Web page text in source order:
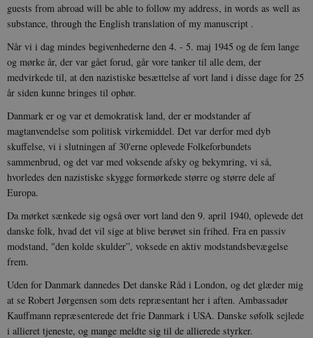
guests from abroad will be able to follow my address, in words as well as
substance, through the English translation of my manuscript .
Når vi i dag mindes begivenhederne den 4. - 5. maj 1945 og de fem lange
og mørke år, der var gået forud, går vore tanker til alle dem, der
medvirkede til, at den nazistiske besættelse af vort land i disse dage for 25
år siden kunne bringes til ophør.
Danmark er og var et demokratisk land, der er modstander af
magtanvendelse som politisk virkemiddel. Det var derfor med dyb
skuffelse, vi i slutningen af 30'erne oplevede Folkeforbundets
sammenbrud, og det var med voksende afsky og bekymring, vi så,
hvorledes den nazistiske skygge formørkede større og større dele af
Europa.
Da mørket sænkede sig også over vort land den 9. april 1940, oplevede det
danske folk, hvad det vil sige at blive berøvet sin frihed. Fra en passiv
modstand, "den kolde skulder”, voksede en aktiv modstandsbevægelse
frem.
Uden for Danmark dannedes Det danske Råd i London, og det glæder mig
at se Robert Jørgensen som dets repræsentant her i aften. Ambassadør
Kauffmann repræsenterede det frie Danmark i USA. Danske søfolk sejlede
i allieret tjeneste, og mange meldte sig til de allierede styrker.